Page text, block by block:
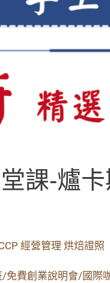
堂課-爐
經營管理 烘焙證照
免費創業說明會/國際